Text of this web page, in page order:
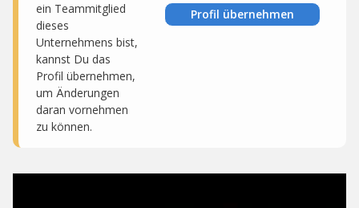
ein Teammitglied
dieses
Unternehmens bist,
kannst Du das
Profil übernehmen,
um Änderungen
daran vornehmen
zu können.
Profil übernehmen